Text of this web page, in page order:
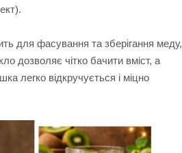
для фасування та зберігання меду,
дозволяє чітко бачити вміст, а
легко відкручується і міцно